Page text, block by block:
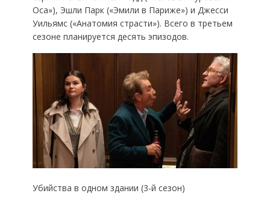
Оса»), Эшли Парк («Эмили в Париже») и Джесси
Уильямс («Анатомия страсти»). Всего в третьем
сезоне планируется десять эпизодов.
Убийства в одном здании (3-й сезон)